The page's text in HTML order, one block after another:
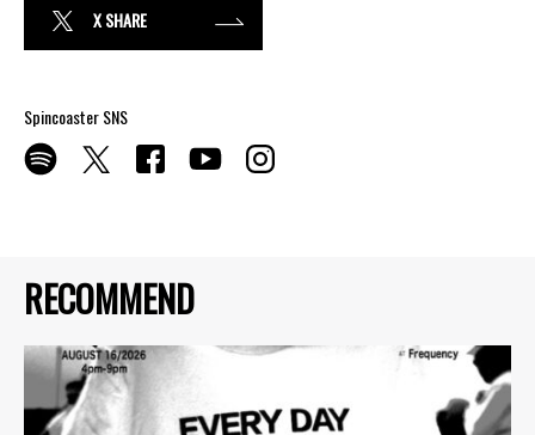
RECOMMEND
X SHARE
Spincoaster SNS